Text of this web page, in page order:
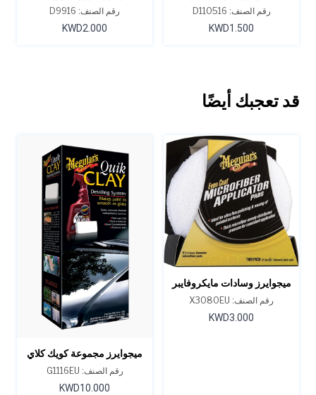
رقم الصنف: D110516
KWD1.500
التنظيف 16 أونصة
رقم الصنف: D9916
KWD2.000
قد تعجبك أيضًا
ميجوايرز وسادات مايكروفايبر
ذات تغطية متساوية إيفن-كوت
رقم الصنف: X3080EU
KWD3.000
ميجوايرز مجموعة كويك كلاي
الإبتدائية
رقم الصنف: G1116EU
KWD10.000